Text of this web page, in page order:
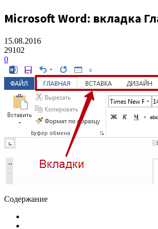
Microsoft Word: вкладка
15.08.2016
29102
0
Содержание